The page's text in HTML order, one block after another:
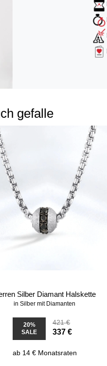
gefalle
Silber Diamant Halskette
in Silber mit Diamanten
20%
SALE
421 €
337 €
ab 14 € Monatsraten